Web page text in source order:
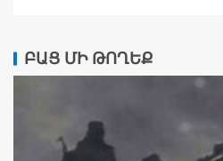
ԲԱՑ ՄԻ ԹՈՂԵՔ